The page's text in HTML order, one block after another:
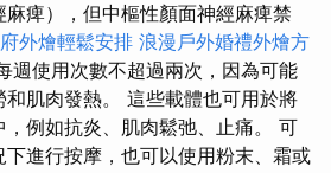
痺），但中樞性顏面神經麻痺禁
外燴輕鬆安排 浪漫戶外婚禮外燴方
週使用次數不超過兩次，因為可能
肌肉發熱。 這些載體也可用於將
例如抗炎、肌肉鬆弛、止痛。 可
進行按摩，也可以使用粉末、霜或